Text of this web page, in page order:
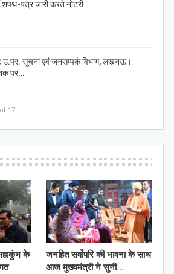
शपथ-पत्र जारी करते नोटरी
उ.प्र. सूचना एवं जनसम्पर्क विभाग, लखनऊ।
पर…
17
के
जनहित सर्वोपरि की भावना के साथ
आज मुख्यमंत्री ने सुनी…